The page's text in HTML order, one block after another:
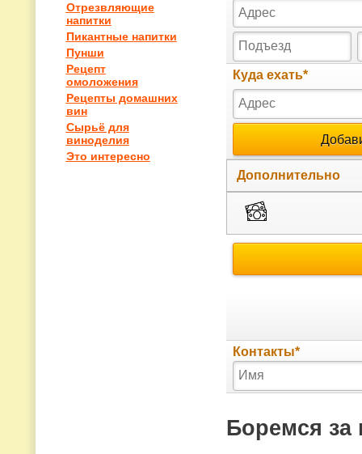
Отрезвляющие
напитки
Пикантные напитки
Пунши
Рецепт
омоложения
Рецепты домашних
вин
Сырьё для
виноделия
Это интересно
Боремся за